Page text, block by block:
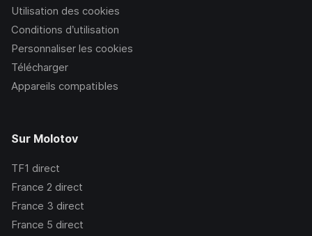
Utilisation des cookies
Conditions d’utilisation
Personnaliser les cookies
Télécharger
Appareils compatibles
Sur Molotov
TF1 direct
France 2 direct
France 3 direct
France 5 direct